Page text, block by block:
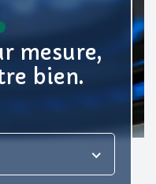
mesure,
bien.